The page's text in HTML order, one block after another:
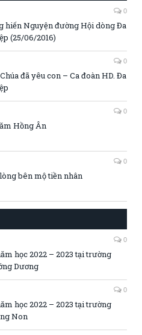
0
hiến Nguyện đường Hội dòng Đa
(25/06/2016)
0
đã yêu con – Ca đoàn HD. Đa
0
Hồng Ân
0
bên mộ tiền nhân
0
học 2022 – 2023 tại trường
Dương
0
học 2022 – 2023 tại trường
Non